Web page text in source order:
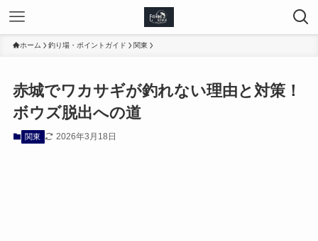
ホーム 釣り場・ポイントガイド 関東
赤城でワカサギが釣れない理由と対策！
ボウズ脱出への道
関東 2026年3月18日